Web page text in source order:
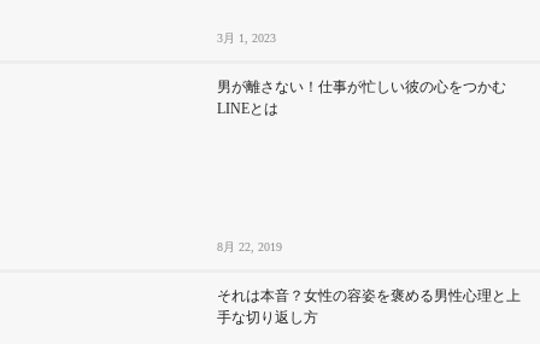
3月 1, 2023
男が離さない！仕事が忙しい彼の心をつかむ
LINEとは
8月 22, 2019
それは本音？女性の容姿を褒める男性心理と上
手な切り返し方